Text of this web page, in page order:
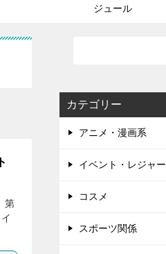
ジュール
第
カテゴリー
アニメ・漫画系
イベント・レジャー
コスメ
スポーツ関係